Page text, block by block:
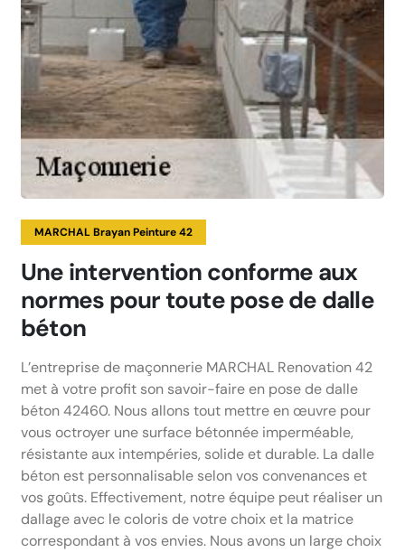
MARCHAL Brayan Peinture 42
Une intervention conforme aux
normes pour toute pose de dalle
béton
L’entreprise de maçonnerie MARCHAL Renovation 42
met à votre profit son savoir-faire en pose de dalle
béton 42460. Nous allons tout mettre en œuvre pour
vous octroyer une surface bétonnée imperméable,
résistante aux intempéries, solide et durable. La dalle
béton est personnalisable selon vos convenances et
vos goûts. Effectivement, notre équipe peut réaliser un
dallage avec le coloris de votre choix et la matrice
correspondant à vos envies. Nous avons un large choix